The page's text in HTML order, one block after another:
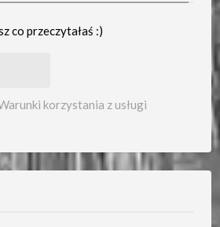
co przeczytałaś :)
korzystania z usługi